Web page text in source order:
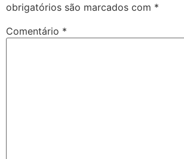
obrigatórios são marcados com *
Comentário *